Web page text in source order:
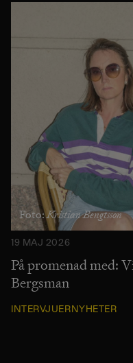
Foto:Kristian Bengtsson
19 MAJ 2026
På promenad med:
Bergsman
INTERVJUERNYHETER